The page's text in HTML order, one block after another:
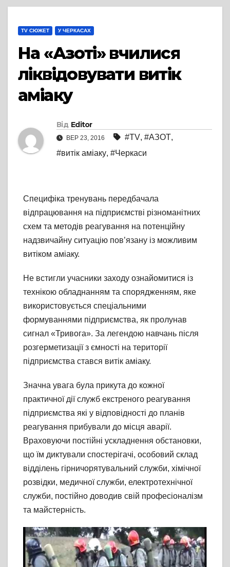
TV СЮЖЕТ У ЧЕРКАСАХ
На «Азоті» вчилися
ліквідовувати витік
аміаку
Від Editor
ВЕР 23, 2016 #TV, #АЗОТ,
#витік аміаку, #Черкаси
Специфіка тренувань передбачала
відпрацювання на підприємстві різноманітних
схем та методів реагування на потенційну
надзвичайну ситуацію пов’язану із можливим
витіком аміаку.
Не встигли учасники заходу ознайомитися із
технікою обладнанням та спорядженням, яке
використовується спеціальними
формуваннями підприємства, як пролунав
сигнал «Тривога». За легендою навчань після
розгерметизації з ємності на території
підприємства стався витік аміаку.
Значна увага була прикута до кожної
практичної дії служб екстреного реагування
підприємства які у відповідності до планів
реагування прибували до місця аварії.
Враховуючи постійні ускладнення обстановки,
що їм диктували спостерігачі, особовий склад
відділень гірничорятувальний служби, хімічної
розвідки, медичної служби, електротехнічної
служби, постійно доводив свій професіоналізм
та майстерність.